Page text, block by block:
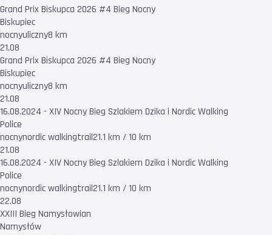
Grand Prix Biskupca 2026 #4 Bieg Nocny
Biskupiec
nocnyuliczny8 km
21.08
Grand Prix Biskupca 2026 #4 Bieg Nocny
Biskupiec
nocnyuliczny8 km
21.08
16.08.2024 - XIV Nocny Bieg Szlakiem Dzika i Nordic Walking
Police
nocnynordic walkingtrail21.1 km / 10 km
21.08
16.08.2024 - XIV Nocny Bieg Szlakiem Dzika i Nordic Walking
Police
nocnynordic walkingtrail21.1 km / 10 km
22.08
XXIII Bieg Namysłowian
Namysłów